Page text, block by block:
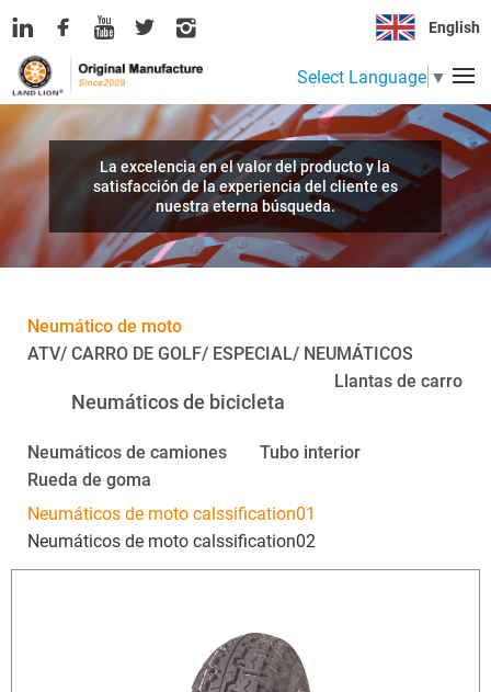
English
Select Language ▼
La excelencia en el valor del producto y la
satisfacción de la experiencia del cliente es
nuestra eterna búsqueda.
Neumático de moto
Neumáticos de moto calssification01
Neumáticos de moto calssification02
ATV/ CARRO DE GOLF/ ESPECIAL/ NEUMÁTICOS
Neumáticos de bicicleta
Llantas de carro
Neumáticos de camiones
Tubo interior
Rueda de goma